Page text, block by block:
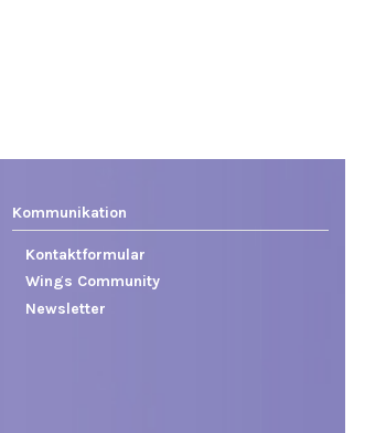
Kommunikation
Kontaktformular
Wings Community
Newsletter